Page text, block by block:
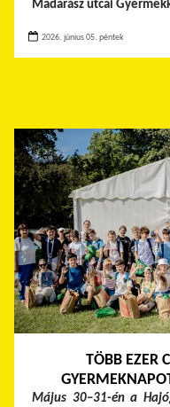
Madarász utcai
2026. június 05. péntek
TÖBB EZER
Május 30–31-én a